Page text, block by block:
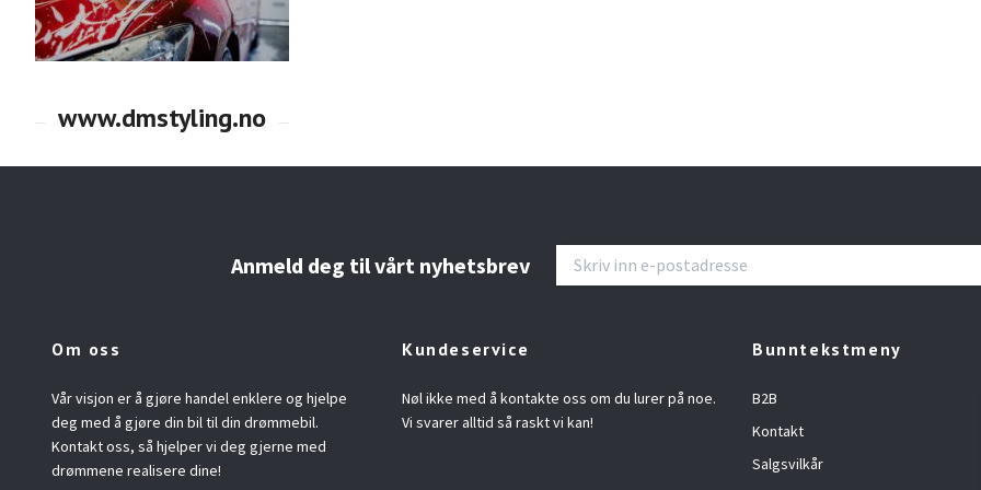
Anmeld deg til vårt nyhetsbrev
Om oss
Vår visjon er å gjøre handel enklere og hjelpe
deg med å gjøre din bil til din drømmebil.
Kontakt oss, så hjelper vi deg gjerne med
drømmene realisere dine!
Kundeservice
Nøl ikke med å kontakte oss om du lurer på noe.
Vi svarer alltid så raskt vi kan!
Bunntekstmeny
B2B
Kontakt
Salgsvilkår